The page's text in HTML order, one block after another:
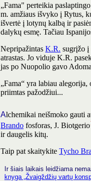
„Fama" perteikia
m. amžiaus išvyko į Rytus,
išvertė į lotynų kalbą ir
dalykų esmę. Tačiau
Nepripažintas K.R. sugrįžo į
atrastas. Jo viduje K.R.
jas po Nuopolio gavo
„Fama“ yra labiau
priimtas pažodžiui...
Alchemikai neišmoko gauti
Brando fosforas, J. Biotgerio
ir daugelis kitų.
Taip pat skaitykite Tycho
Ir šiais laikais leidžiama
knyga „Žvaigždžių vartų